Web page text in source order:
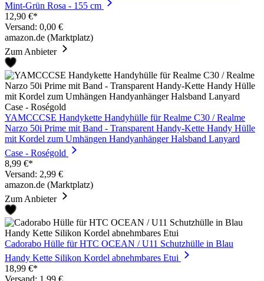
Mint-Grün Rosa - 155 cm
12,90 €*
Versand: 0,00 €
amazon.de (Marktplatz)
Zum Anbieter
YAMCCCSE Handykette Handyhülle für Realme C30 / Realme
Narzo 50i Prime mit Band - Transparent Handy-Kette Handy Hülle
mit Kordel zum Umhängen Handyanhänger Halsband Lanyard
Case - Roségold
8,99 €*
Versand: 2,99 €
amazon.de (Marktplatz)
Zum Anbieter
Cadorabo Hülle für HTC OCEAN / U11 Schutzhülle in Blau
Handy Kette Silikon Kordel abnehmbares Etui
18,99 €*